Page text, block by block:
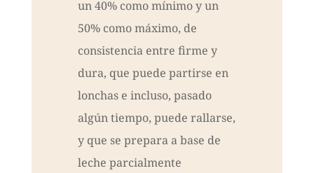
un 40% como mínimo y un
50% como máximo, de
consistencia entre firme y
dura, que puede partirse en
lonchas e incluso, pasado
algún tiempo, puede rallarse,
y que se prepara a base de
leche parcialmente